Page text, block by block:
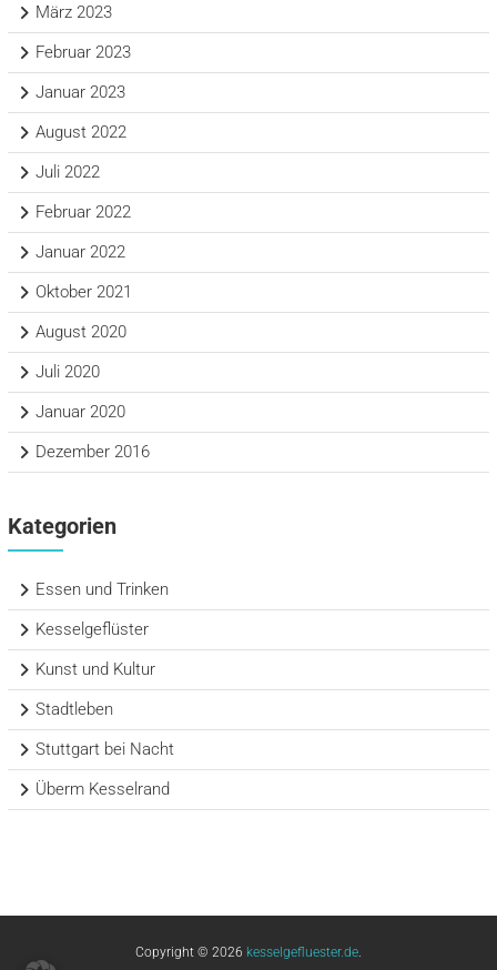
März 2023
Februar 2023
Januar 2023
August 2022
Juli 2022
Februar 2022
Januar 2022
Oktober 2021
August 2020
Juli 2020
Januar 2020
Dezember 2016
Kategorien
Essen und Trinken
Kesselgeflüster
Kunst und Kultur
Stadtleben
Stuttgart bei Nacht
Überm Kesselrand
Copyright © 2026 kesselgefluester.de.